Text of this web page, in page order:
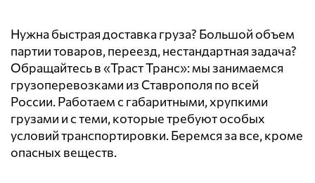
Нужна быстрая доставка груза? Большой объем
партии товаров, переезд, нестандартная задача?
Обращайтесь в «Траст Транс»: мы занимаемся
грузоперевозками из Ставрополя по всей
России. Работаем с габаритными, хрупкими
грузами и с теми, которые требуют особых
условий транспортировки. Беремся за все, кроме
опасных веществ.